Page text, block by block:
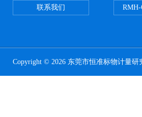
联系我们
Copyright © 2026 东莞市恒准标物计量